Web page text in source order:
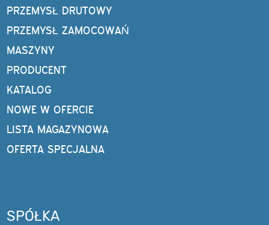
PRZEMYSŁ DRUTOWY
PRZEMYSŁ ZAMOCOWAŃ
MASZYNY
PRODUCENT
KATALOG
NOWE W OFERCIE
LISTA MAGAZYNOWA
OFERTA SPECJALNA
SPÓŁKA